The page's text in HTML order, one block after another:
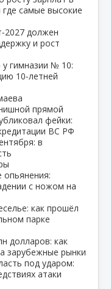
самые высокие
должен
и рост
у гимназии № 10:
10‑летней
прямой
фейки:
ВС РФ
в
опьянения:
с ножом на
как прошёл
парке
долларов: как
зарубежные рынки
под ударом:
атаки